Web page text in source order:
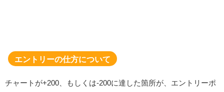
エントリーの仕方について
チャートが+200、もしくは-200に達した箇所が、エントリーポ